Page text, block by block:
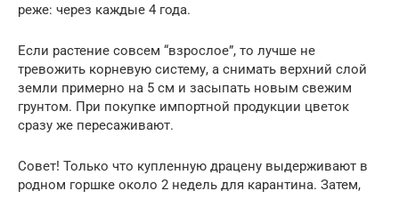
реже: через каждые 4 года.
Если растение совсем “взрослое”, то лучше не
тревожить корневую систему, а снимать верхний слой
земли примерно на 5 см и засыпать новым свежим
грунтом. При покупке импортной продукции цветок
сразу же пересаживают.
Совет! Только что купленную драцену выдерживают в
родном горшке около 2 недель для карантина. Затем,